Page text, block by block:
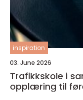
inspiration
03. June 2026
Trafikkskole i
opplæring til